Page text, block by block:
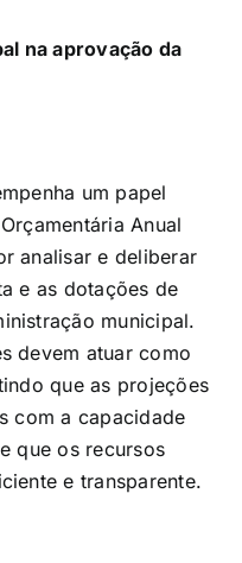
na aprovação da
um papel
Anual
analisar e deliberar
e as dotações de
municipal.
devem atuar como
que as projeções
com a capacidade
que os recursos
e transparente.